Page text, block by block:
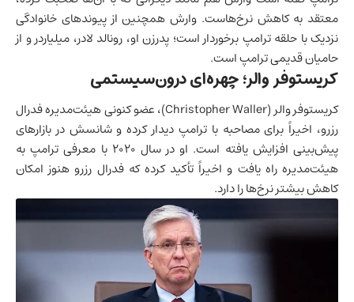
معتقد به کاهش نرخ‌هاست. وارش همچنین از پیوندهای خانوادگی
نزدیک با حلقه ترامپ برخوردار است؛ پدرزن او، رونالد لادر، میلیاردر و از
حامیان قدیمی ترامپ است.
کریستوفر والر؛ چهره‌ای درون‌سیستمی
کریستوفر والر (Christopher Waller)، عضو کنونی هیئت‌مدیره فدرال
رزرو، اخیراً برای مصاحبه با ترامپ دیدار کرده و شانسش در بازارهای
پیش‌بینی افزایش یافته است. او در سال ۲۰۲۰ با معرفی ترامپ به
هیئت‌مدیره راه یافت و اخیراً تأکید کرده که فدرال رزرو هنوز امکان
کاهش بیشتر نرخ‌ها را دارد.